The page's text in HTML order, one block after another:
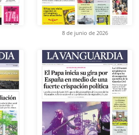
8 de junio de 2026